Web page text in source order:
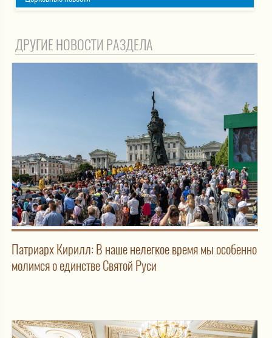
ДРУГИЕ НОВОСТИ РАЗДЕЛА
Патриарх Кирилл: В наше нелегкое время мы особенно
молимся о единстве Святой Руси